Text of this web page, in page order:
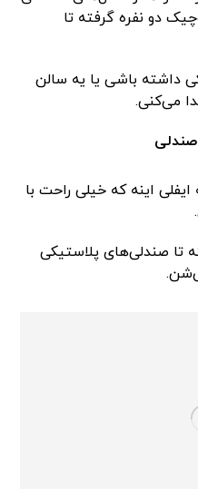
دو نفره گرفته تا
داشته باشی یا یه سالن
می‌کنی.
ایفلی اینه که خیلی راحت با
تا صندلی‌های پلاستیکی